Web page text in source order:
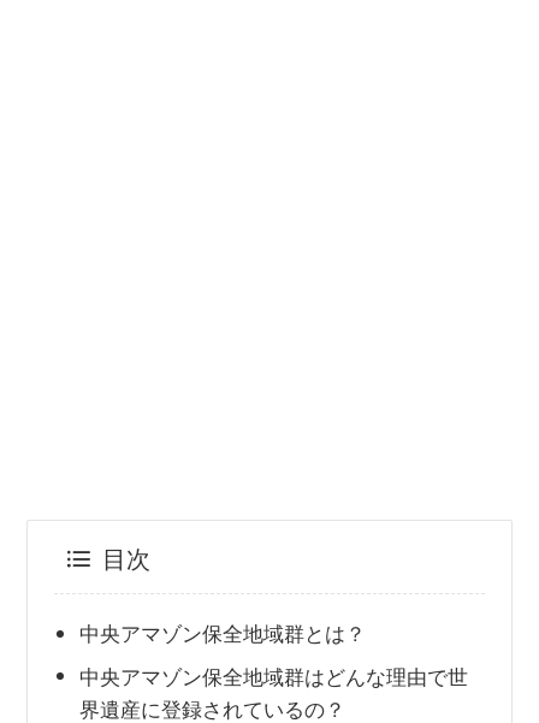
目次
中央アマゾン保全地域群とは？
中央アマゾン保全地域群はどんな理由で世
界遺産に登録されているの？